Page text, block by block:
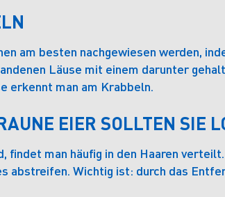
am besten nachgewiesen werden,
Läuse mit einem darunter
erkennt man am Krabbeln.
EIER SOLLTEN SIE
findet man häufig in den Haaren
abstreifen. Wichtig ist: durch das